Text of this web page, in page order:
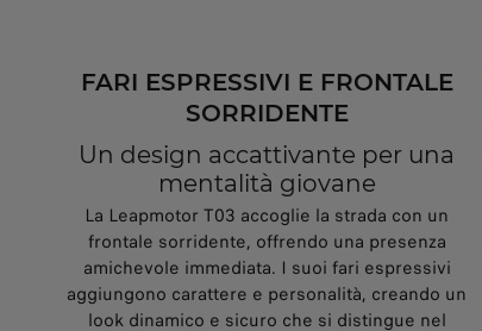
FARI ESPRESSIVI E FRONTALE
SORRIDENTE
Un design accattivante per una
mentalità giovane
La Leapmotor T03 accoglie la strada con un
frontale sorridente, offrendo una presenza
amichevole immediata. I suoi fari espressivi
aggiungono carattere e personalità, creando un
look dinamico e sicuro che si distingue nel